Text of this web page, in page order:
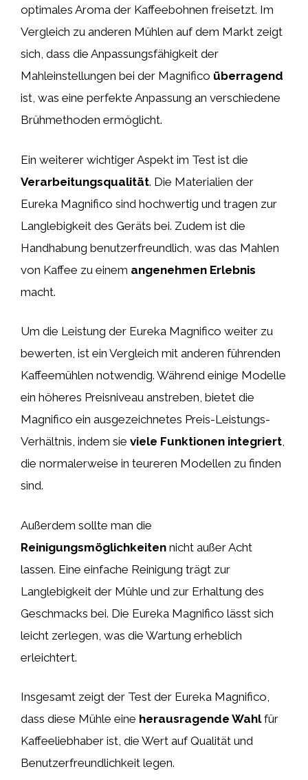
optimales Aroma der Kaffeebohnen freisetzt. Im
Vergleich zu anderen Mühlen auf dem Markt zeigt
sich, dass die Anpassungsfähigkeit der
Mahleinstellungen bei der Magnifico überragend
ist, was eine perfekte Anpassung an verschiedene
Brühmethoden ermöglicht.
Ein weiterer wichtiger Aspekt im Test ist die
Verarbeitungsqualität. Die Materialien der
Eureka Magnifico sind hochwertig und tragen zur
Langlebigkeit des Geräts bei. Zudem ist die
Handhabung benutzerfreundlich, was das Mahlen
von Kaffee zu einem angenehmen Erlebnis
macht.
Um die Leistung der Eureka Magnifico weiter zu
bewerten, ist ein Vergleich mit anderen führenden
Kaffeemühlen notwendig. Während einige Modelle
ein höheres Preisniveau anstreben, bietet die
Magnifico ein ausgezeichnetes Preis-Leistungs-
Verhältnis, indem sie viele Funktionen integriert,
die normalerweise in teureren Modellen zu finden
sind.
Außerdem sollte man die
Reinigungsmöglichkeiten nicht außer Acht
lassen. Eine einfache Reinigung trägt zur
Langlebigkeit der Mühle und zur Erhaltung des
Geschmacks bei. Die Eureka Magnifico lässt sich
leicht zerlegen, was die Wartung erheblich
erleichtert.
Insgesamt zeigt der Test der Eureka Magnifico,
dass diese Mühle eine herausragende Wahlfür
Kaffeeliebhaber ist, die Wert auf Qualität und
Benutzerfreundlichkeit legen.